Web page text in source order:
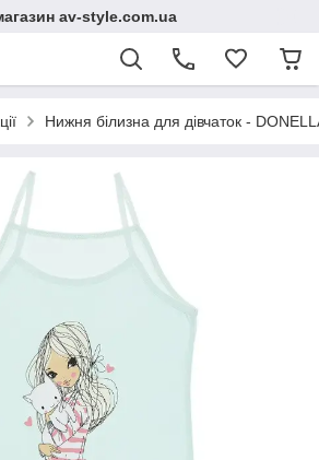
av-style.com.ua
Нижня білизна для дівчаток -